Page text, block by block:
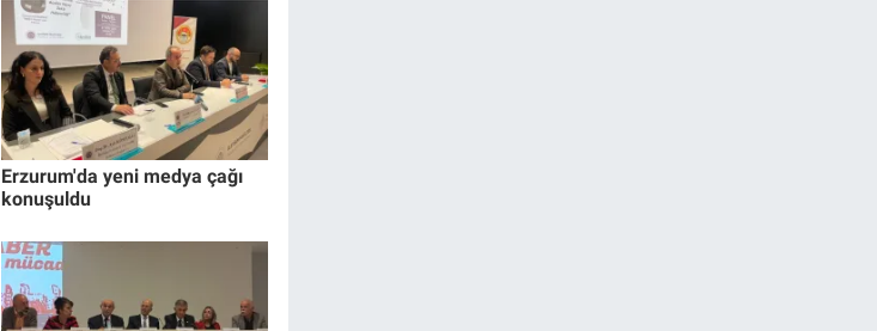
Erzurum'da yeni medya çağı
konuşuldu